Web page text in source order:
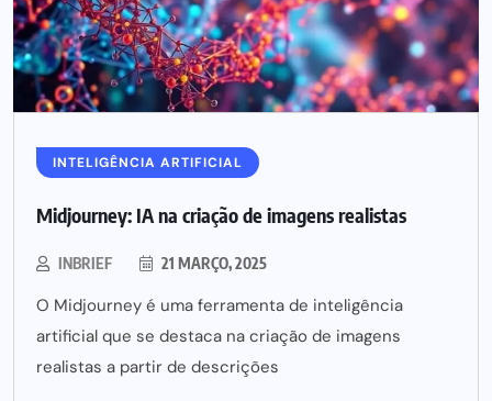
INTELIGÊNCIA ARTIFICIAL
Midjourney: IA na criação de imagens realistas
INBRIEF 21 MARÇO, 2025
O Midjourney é uma ferramenta de inteligência
artificial que se destaca na criação de imagens
realistas a partir de descrições